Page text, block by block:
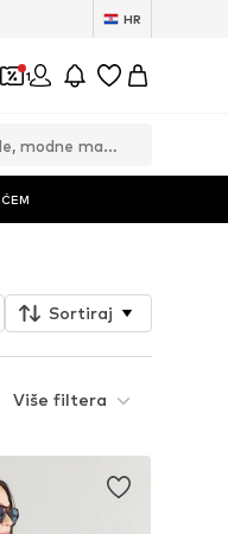
HR
1
Sortiraj
veličine
Više filtera